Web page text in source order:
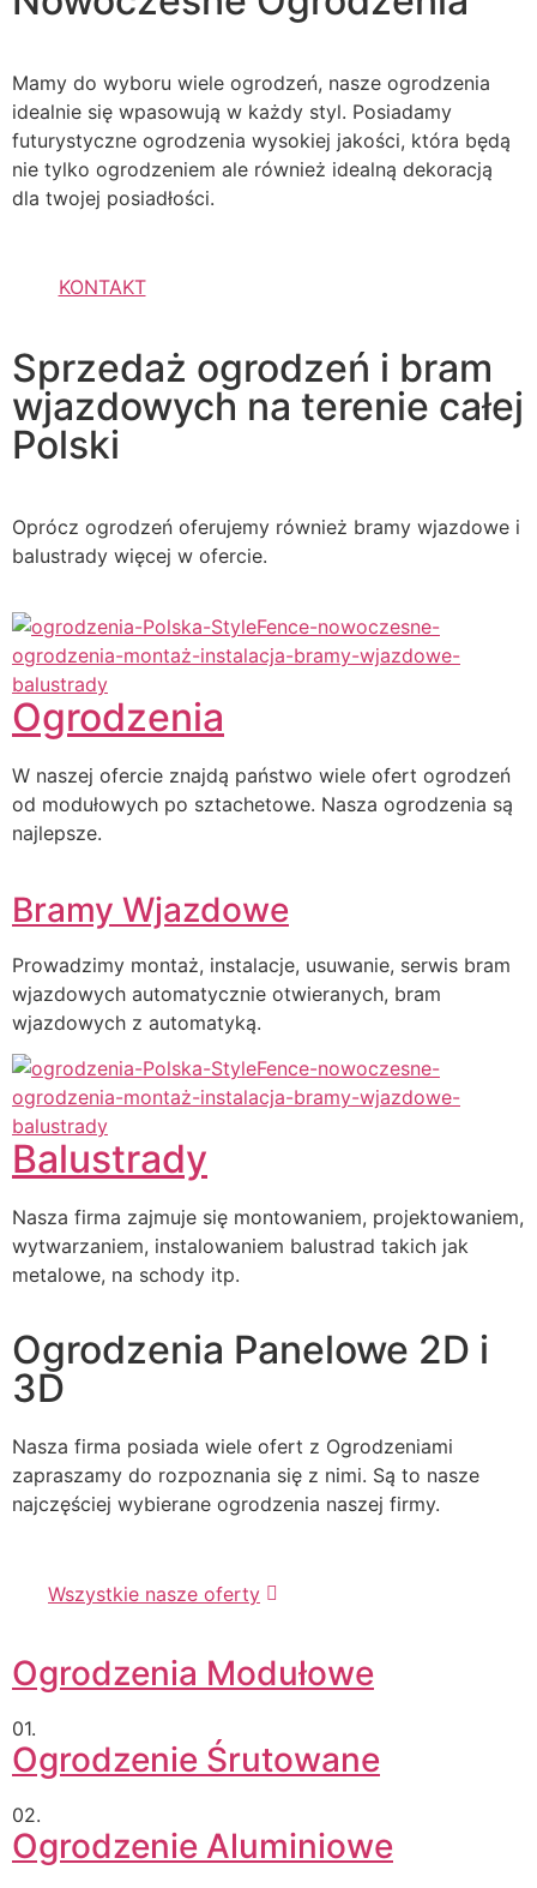
Mamy do wyboru wiele ogrodzeń, nasze ogrodzenia
idealnie się wpasowują w każdy styl. Posiadamy
futurystyczne ogrodzenia wysokiej jakości, która będą
nie tylko ogrodzeniem ale również idealną dekoracją
dla twojej posiadłości.
KONTAKT
Sprzedaż ogrodzeń i bram
wjazdowych na terenie całej
Polski
Oprócz ogrodzeń oferujemy również bramy wjazdowe i
balustrady więcej w ofercie.
Ogrodzenia
W naszej ofercie znajdą państwo wiele ofert ogrodzeń
od modułowych po sztachetowe. Nasza ogrodzenia są
najlepsze.
Bramy Wjazdowe
Prowadzimy montaż, instalacje, usuwanie, serwis bram
wjazdowych automatycznie otwieranych, bram
wjazdowych z automatyką.
Balustrady
Nasza firma zajmuje się montowaniem, projektowaniem,
wytwarzaniem, instalowaniem balustrad takich jak
metalowe, na schody itp.
Ogrodzenia Panelowe 2D i
3D
Nasza firma posiada wiele ofert z Ogrodzeniami
zapraszamy do rozpoznania się z nimi. Są to nasze
najczęściej wybierane ogrodzenia naszej firmy.
Wszystkie nasze oferty
Ogrodzenia Modułowe
01.
Ogrodzenie Śrutowane
02.
Ogrodzenie Aluminiowe